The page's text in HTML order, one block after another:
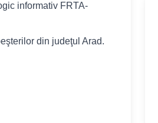
informativ FRTA-
din judeţul Arad.